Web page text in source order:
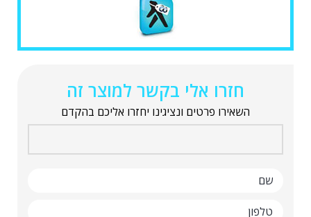
חזרו אלי בקשר למוצר זה
השאירו פרטים ונציגינו יחזרו אליכם בהקדם